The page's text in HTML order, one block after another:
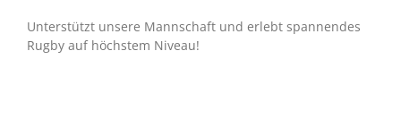
Unterstützt unsere Mannschaft und erlebt spannendes
Rugby auf höchstem Niveau!